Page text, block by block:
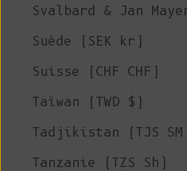
Svalbard & Jan
Suède (SEK kr)
Suisse (CHF CHF)
Taïwan (TWD $)
Tadjikistan (TJS ЅМ)
Tanzanie (TZS Sh)